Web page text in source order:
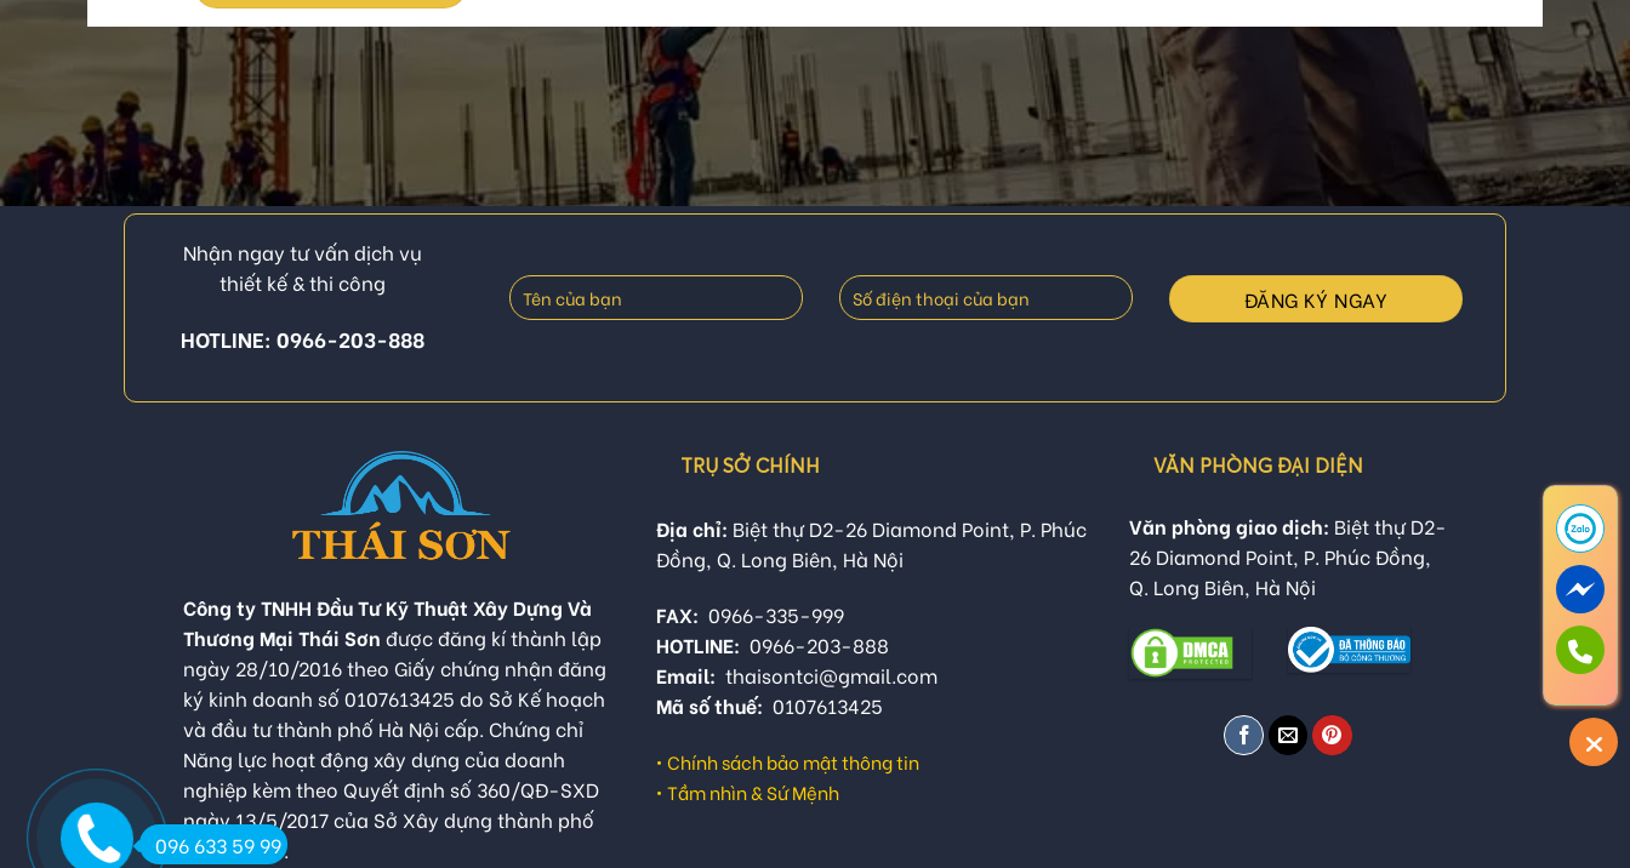
Nhận ngay tư vấn dịch vụ
thiết kế & thi công
HOTLINE: 0966-203-888
Công ty TNHH Đầu Tư Kỹ Thuật Xây Dựng Và
Thương Mại Thái Sơn được đăng kí thành lập
ngày 28/10/2016 theo Giấy chứng nhận đăng
ký kinh doanh số 0107613425 do Sở Kế hoạch
và đầu tư thành phố Hà Nội cấp. Chứng chỉ
Năng lực hoạt động xây dựng của doanh
nghiệp kèm theo Quyết định số 360/QĐ-SXD
ngày 13/5/2017 của Sở Xây dựng thành phố
Hà Nội cấp.
TRỤ SỞ CHÍNH
Địa chỉ: Biệt thự D2-26 Diamond Point, P. Phúc
Đồng, Q. Long Biên, Hà Nội
FAX: 0966-335-999
HOTLINE: 0966-203-888
Email: thaisontci@gmail.com
Mã số thuế: 0107613425
• Chính sách bảo mật thông tin
• Tầm nhìn & Sứ Mệnh
VĂN PHÒNG ĐẠI DIỆN
Văn phòng giao dịch: Biệt thự D2-
26 Diamond Point, P. Phúc Đồng,
Q. Long Biên, Hà Nội
096 633 59 99